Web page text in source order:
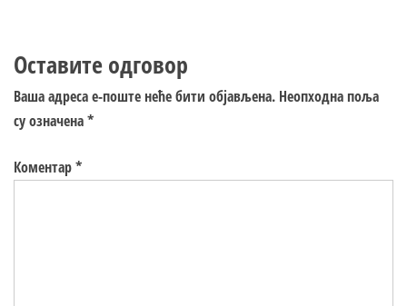
Оставите одговор
Ваша адреса е-поште неће бити објављена. Неопходна поља
су означена*
Коментар*